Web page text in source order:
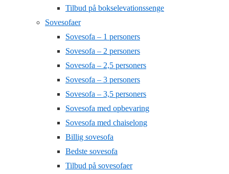
Tilbud på bokselevationssenge
Sovesofaer
Sovesofa – 1 personers
Sovesofa – 2 personers
Sovesofa – 2,5 personers
Sovesofa – 3 personers
Sovesofa – 3,5 personers
Sovesofa med opbevaring
Sovesofa med chaiselong
Billig sovesofa
Bedste sovesofa
Tilbud på sovesofaer